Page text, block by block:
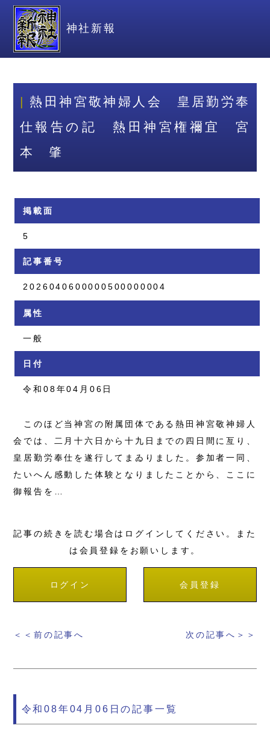
神社新報
熱田神宮敬神婦人会 皇居勤労奉
仕報告の記 熱田神宮権禰宜 宮
本 肇
掲載面
5
記事番号
2026040600000500000004
属性
一般
日付
令和08年04月06日
このほど当神宮の附属団体である熱田神宮敬神婦人
会では、二月十六日から十九日までの四日間に亙り、
皇居勤労奉仕を遂行してまゐりました。参加者一同、
たいへん感動した体験となりましたことから、ここに
御報告を…
記事の続きを読む場合はログインしてください。また
は会員登録をお願いします。
ログイン 会員登録
＜＜前の記事へ 次の記事へ＞＞
令和08年04月06日の記事一覧